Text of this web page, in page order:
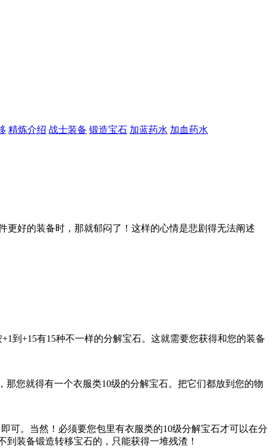
精炼介绍 战士装备 锻造宝石 加蓝药水 加血药水
好的装备时，那就郁闷了！这样的心情是悲剧得无法阐述
到+15有15种不一样的分解宝石。这就需要您获得和您的装备
您就得有一个衣服类10级的分解宝石。把它们都放到您的物
。当然！必须要您包里有衣服类的10级分解宝石才可以在分
装备锻造转移宝石的，只能获得一堆残渣！